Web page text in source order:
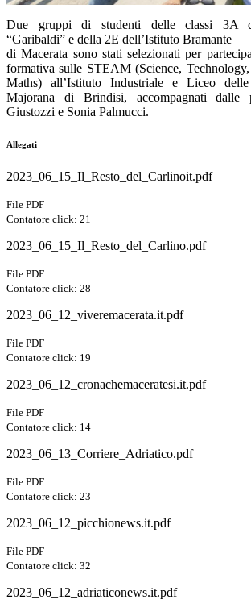
Due gruppi di studenti delle classi 3A
“Garibaldi” e della 2E dell’Istituto Bramante
di Macerata sono stati selezionati per
formativa sulle STEAM (Science,
Maths) all’Istituto Industriale e Liceo
Majorana di Brindisi, accompagnati dalle
Giustozzi e Sonia Palmucci.
Allegati
2023_06_15_Il_Resto_del_Carlinoit.pdf
File PDF
Contatore click: 21
2023_06_15_Il_Resto_del_Carlino.pdf
File PDF
Contatore click: 28
2023_06_12_viveremacerata.it.pdf
File PDF
Contatore click: 19
2023_06_12_cronachemaceratesi.it.pdf
File PDF
Contatore click: 14
2023_06_13_Corriere_Adriatico.pdf
File PDF
Contatore click: 23
2023_06_12_picchionews.it.pdf
File PDF
Contatore click: 32
2023_06_12_adriaticonews.it.pdf